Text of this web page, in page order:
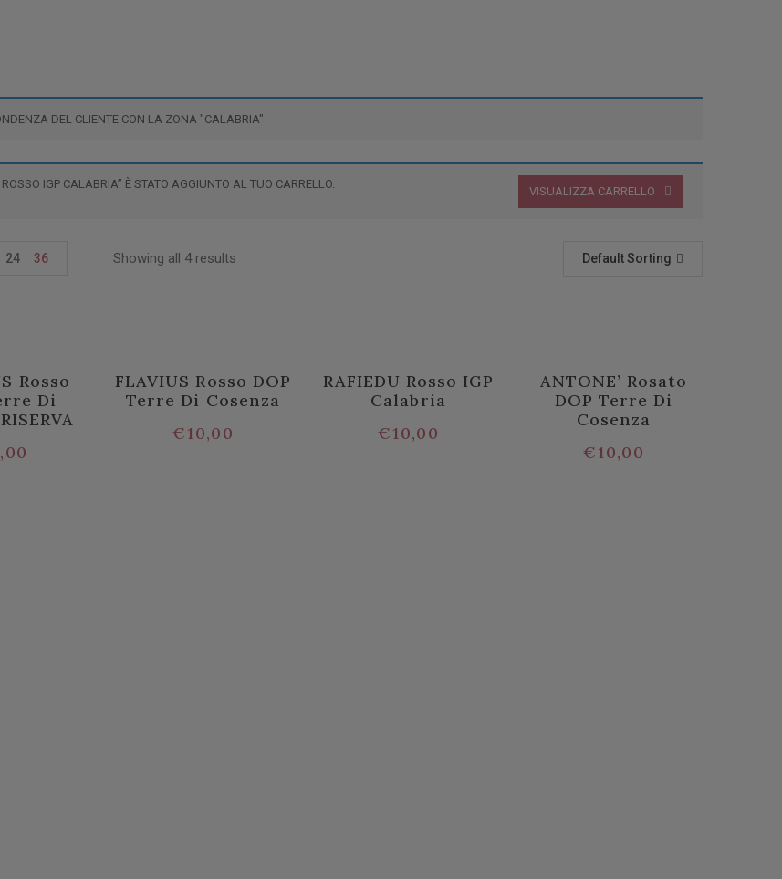
DEL CLIENTE CON LA ZONA "CALABRIA"
VISUALIZZA CARRELLO
IGP CALABRIA” È STATO AGGIUNTO AL TUO CARRELLO.
Showing all 4 results Default Sorting
24 36
Rosso
Di
FLAVIUS Rosso DOP
Terre Di Cosenza
€10,00
RAFIEDU Rosso IGP
Calabria
€10,00
ANTONE’ Rosato
DOP Terre Di
Cosenza
€10,00